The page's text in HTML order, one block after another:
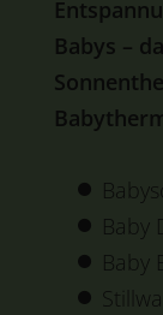
Babys –
Baby
Baby